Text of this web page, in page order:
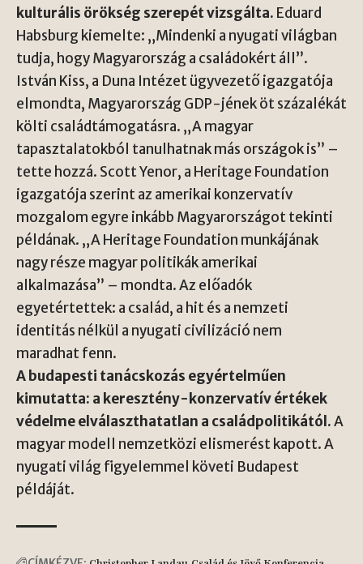
kulturális örökség szerepét vizsgálta. Eduard
Habsburg kiemelte: „Mindenki a nyugati világban
tudja, hogy Magyarország a családokért áll”.
István Kiss, a Duna Intézet ügyvezető igazgatója
elmondta, Magyarország GDP-jének öt százalékát
költi családtámogatásra. „A magyar
tapasztalatokból tanulhatnak más országok is” –
tette hozzá. Scott Yenor, a Heritage Foundation
igazgatója szerint az amerikai konzervatív
mozgalom egyre inkább Magyarországot tekinti
példának. „A Heritage Foundation munkájának
nagy része magyar politikák amerikai
alkalmazása” – mondta. Az előadók
egyetértettek: a család, a hit és a nemzeti
identitás nélkül a nyugati civilizáció nem
maradhat fenn.
A budapesti tanácskozás egyértelműen
kimutatta: a keresztény-konzervatív értékek
védelme elválaszthatatlan a családpolitikától.A
magyar modell nemzetközi elismerést kapott. A
nyugati világ figyelemmel követi Budapest
példáját.